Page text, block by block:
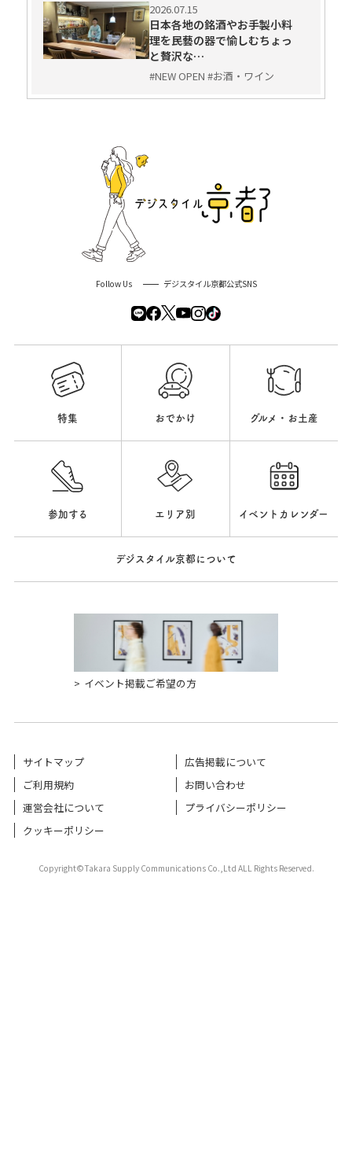
2026.07.15
日本各地の銘酒やお手製小料
理を民藝の器で愉しむちょっ
と贅沢な…
#NEW OPEN #お酒・ワイン
Follow Us デジスタイル京都公式SNS
特集 おでかけ グルメ・お土産
参加する エリア別 イベントカレンダー
デジスタイル京都について
イベント掲載ご希望の方
サイトマップ
広告掲載について
ご利用規約
お問い合わせ
運営会社について
プライバシーポリシー
クッキーポリシー
Copyright©Takara Supply Communications Co.,Ltd ALL Rights Reserved.